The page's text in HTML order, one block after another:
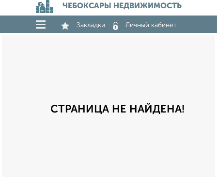
ЧЕБОКСАРЫ НЕДВИЖИМОСТЬ
Закладки Личный кабинет
СТРАНИЦА НЕ НАЙДЕНА!